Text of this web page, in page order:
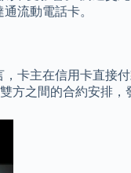
流動電話卡。
卡主在信用卡直接
之間的合約安排，